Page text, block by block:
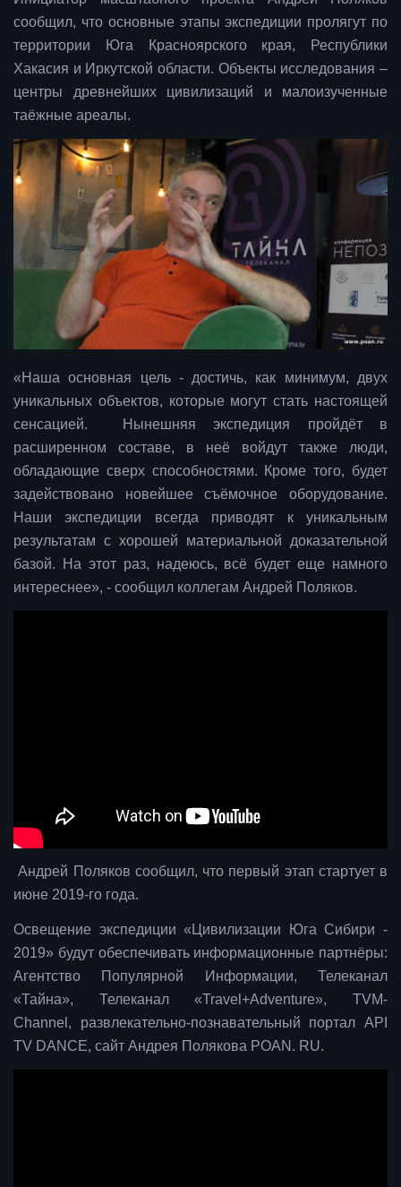
сообщил, что основные этапы экспедиции пролягут по
территории Юга Красноярского края, Республики
Хакасия и Иркутской области. Объекты исследования –
центры древнейших цивилизаций и малоизученные
таёжные ареалы.
«Наша основная цель - достичь, как минимум, двух
уникальных объектов, которые могут стать настоящей
сенсацией. Нынешняя экспедиция пройдёт в
расширенном составе, в неё войдут также люди,
обладающие сверх способностями. Кроме того, будет
задействовано новейшее съёмочное оборудование.
Наши экспедиции всегда приводят к уникальным
результатам с хорошей материальной доказательной
базой. На этот раз, надеюсь, всё будет еще намного
интереснее», - сообщил коллегам Андрей Поляков.
Андрей Поляков сообщил, что первый этап стартует в
июне 2019-го года.
Освещение экспедиции «Цивилизации Юга Сибири -
2019» будут обеспечивать информационные партнёры:
Агентство Популярной Информации, Телеканал
«Тайна», Телеканал «Travel+Adventure», TVM-
Channel, развлекательно-познавательный портал API
TV DANCE, сайт Андрея Полякова POAN. RU.